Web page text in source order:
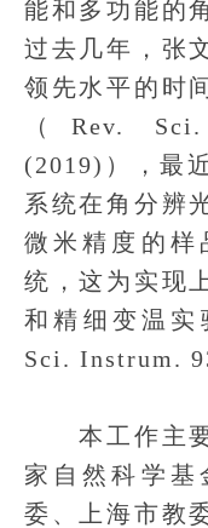
能和多功能的
过去几年，张
领先水平的时
（Rev.
(2019)），最
系统在角分辨
微米精度的样
统，这为实现
和精细变温实
Sci. Instrum.
本工作主要
家自然科学基
委、上海市教